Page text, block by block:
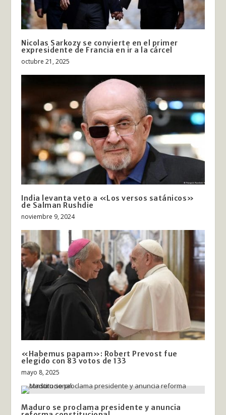
Nicolas Sarkozy se convierte en el primer
expresidente de Francia en ir a la cárcel
octubre 21, 2025
India levanta veto a «Los versos satánicos»
de Salman Rushdie
noviembre 9, 2024
«Habemus papam»: Robert Prevost fue
elegido con 83 votos de 133
mayo 8, 2025
Maduro se proclama presidente y anuncia